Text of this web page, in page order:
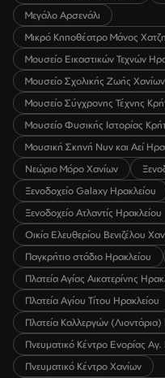
Μεγάλο Αρσενάλι
Μικρό Κηποθέατρο Μάνος
Μουσείο Εικαστικών Τεχνών
Μουσείο Σχολικής Ζωής Χανίων
Μουσείο Σύγχρονης Τέχνης
Μουσείο Φυσικής Ιστορίας
Μουσική Σκηνή Νυν και Αεί
Νεώριο Μόρο Χανίων
Ξενοδοχείο Galaxy Ηρακλείου
Ξενοδοχείο Ατλαντίς Ηρακλείου
Οικία Ελευθερίου Βενιζέλου
Παγκρήτιο στάδιο Ηρακλείου
Πλατεία Αγίας Αικατερίνης
Πλατεία Αγίου Τίτου Ηρακλείου
Πλατεία Καλλεργών (Λιοντάρια)
Πνευματικό Κέντρο Ενορίας
Πνευματικό Κέντρο Χανίων